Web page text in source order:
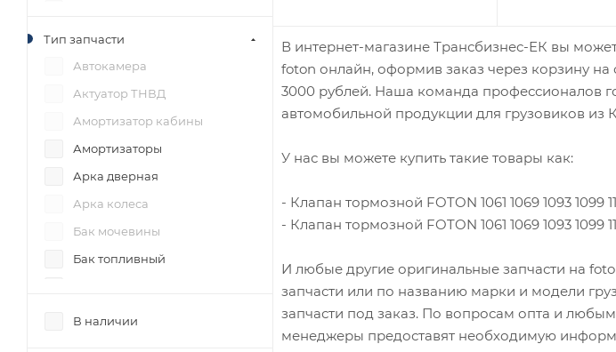
В интернет-магазине Трансбизнес-ЕК вы
foton онлайн, оформив заказ через корзину
3000 рублей. Наша команда профессионалов
автомобильной продукции для грузовиков из
У нас вы можете купить такие товары как:
- Клапан тормозной FOTON 1061 1069 1093 1099
- Клапан тормозной FOTON 1061 1069 1093 1099
И любые другие оригинальные запчасти на
запчасти или по названию марки и модели
запчасти под заказ. По вопросам опта и
менеджеры предоставят необходимую
Фотон 1039
Фотон 1041
Фотон 1043
Фотон 1049
Фотон 1049А
Фотон 1049С
Фотон 1051
Фотон 1061
Фотон 1065 (S65)
Тип запчасти
Автокамера
Актуатор ТНВД
Амортизатор кабины
Амортизаторы
Арка дверная
Арка колеса
Бак мочевины
Бак топливный
В наличии